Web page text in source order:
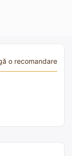
o recomandare